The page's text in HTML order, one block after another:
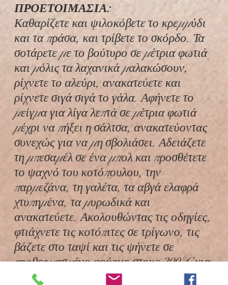
ΠΡΟΕΤΟΙΜΑΣΙΑ:
Καθαρίζετε και ψιλοκόβετε το κρεμμύδι
και τα πράσα, και τρίβετε το σκόρδο. Τα
σοτάρετε με το βούτυρο σε μέτρια φωτιά
και μόλις τα λαχανικά μαλακώσουν,
ρίχνετε το αλεύρι, ανακατεύετε και
ρίχνετε σιγά σιγά το γάλα. Αφήνετε το
μείγμα για λίγα λεπτά σε μέτρια φωτιά
μέχρι να πήξει η σάλτσα, ανακατεύοντας
συνεχώς για να μη σβολιάσει. Αδειάζετε
τη μπεσαμέλ σε ένα μπολ και προσθέτετε
το ψαχνό του κοτόπουλου, την
παρμεζάνα, τη γαλέτα, τα αβγά ελαφρά
χτυπημένα, τα μυρωδικά και
ανακατεύετε. Ακολουθώντας τις οδηγίες,
φτιάχνετε τις κοτόπιτες σε τρίγωνο, τις
βάζετε στο ταψί και τις ψήνετε σε
προθερμασμένο φούρνο στους 200°C για
30 λεπτά.